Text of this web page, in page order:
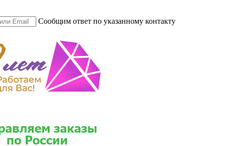
Сообщим ответ по указанному контакту